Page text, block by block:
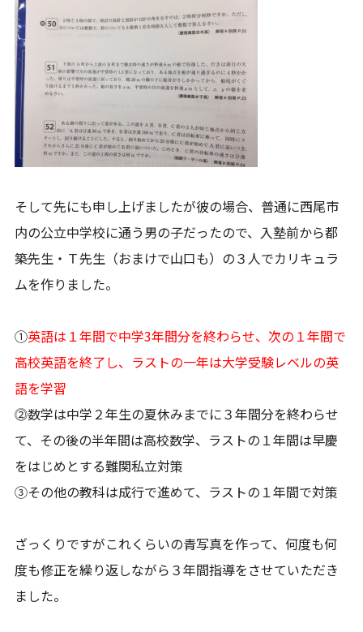
そして先にも申し上げましたが彼の場合、普通に西尾市
内の公立中学校に通う男の子だったので、入塾前から都
築先生・Ｔ先生（おまけで山口も）の３人でカリキュラ
ムを作りました。
①英語は１年間で中学3年間分を終わらせ、次の１年間で
高校英語を終了し、ラストの一年は大学受験レベルの英
語を学習
⓶数学は中学２年生の夏休みまでに３年間分を終わらせ
て、その後の半年間は高校数学、ラストの１年間は早慶
をはじめとする難関私立対策
③その他の教科は成行で進めて、ラストの１年間で対策
ざっくりですがこれくらいの青写真を作って、何度も何
度も修正を繰り返しながら３年間指導をさせていただき
ました。